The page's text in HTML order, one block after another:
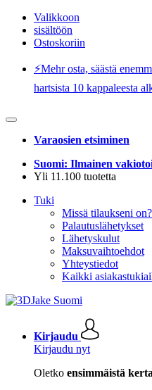
Valikkoon
sisältöön
Ostoskoriin
⚡️Mehr osta, säästä
hartsista 10 kappaleesta
Varaosien etsiminen
Suomi: Ilmainen
Yli 11.100 tuotetta
Tuki
Missä tilaukseni on?
Palautuslähetykset
Lähetyskulut
Maksuvaihtoehdot
Yhteystiedot
Kaikki
Kirjaudu
Kirjaudu nyt
Oletko ensimmäistä